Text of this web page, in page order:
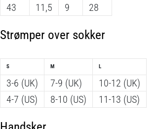
43
11,5
9
28
Strømper over sokker
S
3-6 (UK)
4-7 (US)
M
7-9 (UK)
8-10 (US)
L
10-12 (UK)
11-13 (US)